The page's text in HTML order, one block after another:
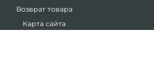
Возврат товара
Карта сайта